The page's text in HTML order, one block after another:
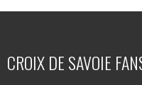
CROIX DE SAVOIE